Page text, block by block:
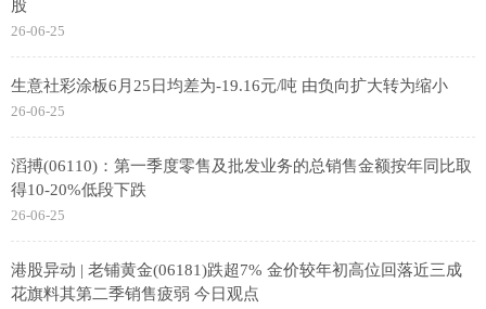
股
26-06-25
生意社彩涂板6月25日均差为-19.16元/吨 由负向扩大转为缩小
26-06-25
滔搏(06110)：第一季度零售及批发业务的总销售金额按年同比取
得10-20%低段下跌
26-06-25
港股异动 | 老铺黄金(06181)跌超7% 金价较年初高位回落近三成
花旗料其第二季销售疲弱 今日观点